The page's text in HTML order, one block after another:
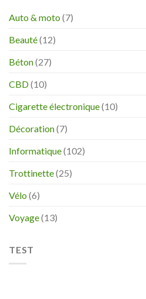
Auto & moto(7)
Beauté(12)
Béton(27)
CBD(10)
Cigarette électronique(10)
Décoration(7)
Informatique(102)
Trottinette(25)
Vélo(6)
Voyage(13)
TEST